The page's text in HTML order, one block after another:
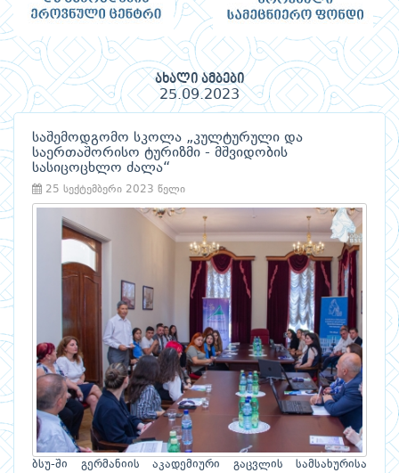
ახალი ამბები
25.09.2023
საშემოდგომო სკოლა „კულტურული და
საერთაშორისო ტურიზმი - მშვიდობის
სასიცოცხლო ძალა“
25 სექტემბერი 2023 წელი
ბსუ-ში გერმანიის აკადემიური გაცვლის სამსახურისა